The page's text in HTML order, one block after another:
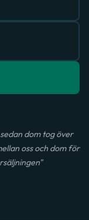
dom tog över
oss och dom för